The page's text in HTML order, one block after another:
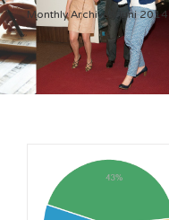
Monthly Archives: juni 2014